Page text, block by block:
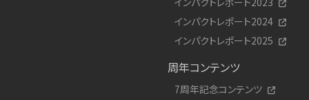
インパクトレポート2024
インパクトレポート2025
周年コンテンツ
7周年記念コンテンツ